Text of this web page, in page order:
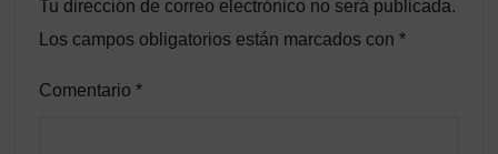
Tu dirección de correo electrónico no será publicada.
Los campos obligatorios están marcados con *
Comentario *